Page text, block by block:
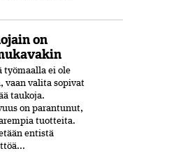
on
työmaalla ei ole
vaan valita sopivat
taukoja.
on parantunut,
tuotteita.
entistä